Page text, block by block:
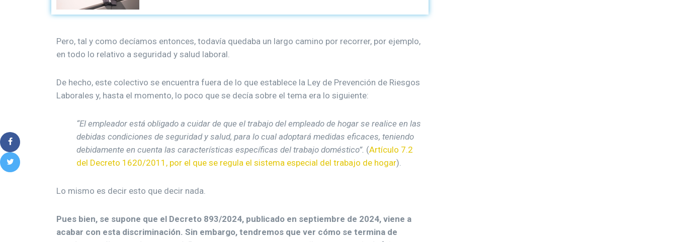
Pero, tal y como decíamos entonces, todavía quedaba un largo camino por recorrer, por ejemplo,
en todo lo relativo a seguridad y salud laboral.
De hecho, este colectivo se encuentra fuera de lo que establece la Ley de Prevención de Riesgos
Laborales y, hasta el momento, lo poco que se decía sobre el tema era lo siguiente:
“El empleador está obligado a cuidar de que el trabajo del empleado de hogar se realice en las
debidas condiciones de seguridad y salud, para lo cual adoptará medidas eficaces, teniendo
debidamente en cuenta las características específicas del trabajo doméstico”. (Artículo 7.2
del Decreto 1620/2011, por el que se regula el sistema especial del trabajo de hogar).
Lo mismo es decir esto que decir nada.
Pues bien, se supone que el Decreto 893/2024, publicado en septiembre de 2024, viene a
acabar con esta discriminación. Sin embargo, tendremos que ver cómo se termina de